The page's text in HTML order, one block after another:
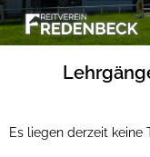
Es liegen derzeit keine